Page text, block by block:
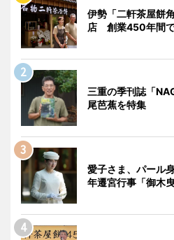
伊勢「二軒茶屋餅
店 創業450年間
三重の季刊誌「
尾芭蕉を特集
愛子さま、パール
年遷宮行事「御木